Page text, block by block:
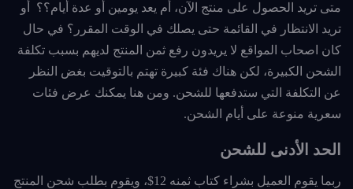
متى تريد الحصول على منتج الآن، أم يعد يومين أو عدة أيام؟؟ أو
تريد الانتظار في القائمة حتى يصلك في الوقت المقرر؟ في حال
كان اصحاب المواقع لا يريدون رفع ثمن المنتج لديهم بسبب تكلفة
الشحن الكبيرة، لكن هناك فئة كبيرة تهتم بالتوقيت بغض النظر
عن التكلفة التي ستدفعها للشحن. ومن هنا يمكنك عرض فئات
سعرية منوعة على أيام الشحن.
الحد الأدنى للشحن
ربما يقوم العميل بشراء كتاب ثمنه 12$، ويقوم بطلب شحن المنتج